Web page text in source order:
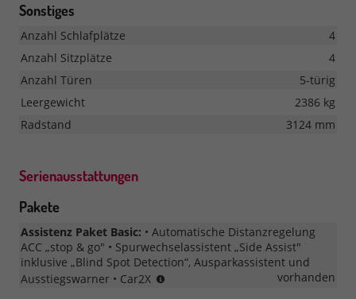
Sonstiges
Anzahl Schlafplätze
4
Anzahl Sitzplätze
4
Anzahl Türen
5-türig
Leergewicht
2386 kg
Radstand
3124 mm
Serienausstattungen
Pakete
Assistenz Paket Basic: • Automatische Distanzregelung
ACC „stop & go" • Spurwechselassistent „Side Assist"
inklusive „Blind Spot Detection“, Ausparkassistent und
Ausstiegswarner • Car2X
vorhanden